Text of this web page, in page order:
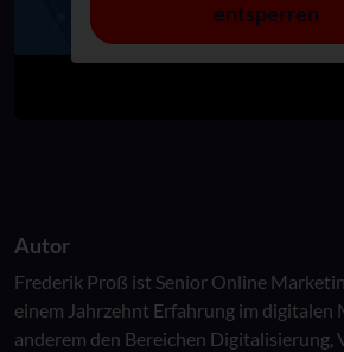
entsperren
Autor
Frederik Proß ist Senior Online
einem Jahrzehnt Erfahrung im digitalen
anderem den Bereichen Digitalisierung,